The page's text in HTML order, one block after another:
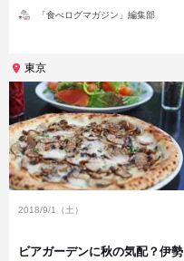
「食べログマガジン」編集部
東京
2018/9/1（土）
ビアガーデンに秋の気配？伊勢